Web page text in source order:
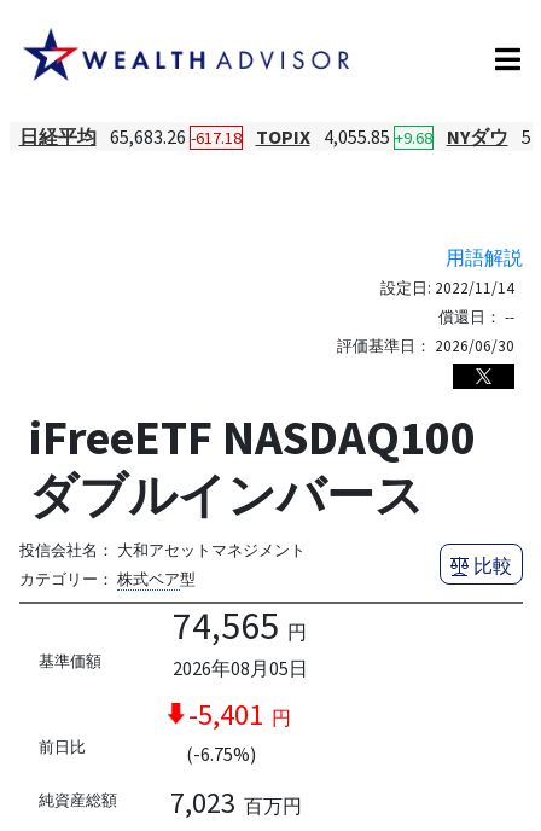
日経平均 65,683.26 -617.18 TOPIX 4,055.85 +9.68 NYダウ
用語解説
設定日: 2022/11/14
償還日： --
評価基準日： 2026/06/30
iFreeETF NASDAQ100
ダブルインバース
投信会社名： 大和アセットマネジメント
カテゴリー： 株式ベア型
比較
基準価額
74,565 円
2026年08月05日
前日比
-5,401 円
(-6.75%)
純資産総額 7,023 百万円